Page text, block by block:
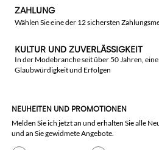
ZAHLUNG
Wählen Sie eine der 12 sichersten
KULTUR UND ZUVERLÄSSIGKEIT
In der Modebranche seit über 50 Jahren,
Glaubwürdigkeit und Erfolgen
NEUHEITEN UND PROMOTIONEN
Melden Sie ich jetzt an und erhalten Sie alle
und an Sie gewidmete Angebote.